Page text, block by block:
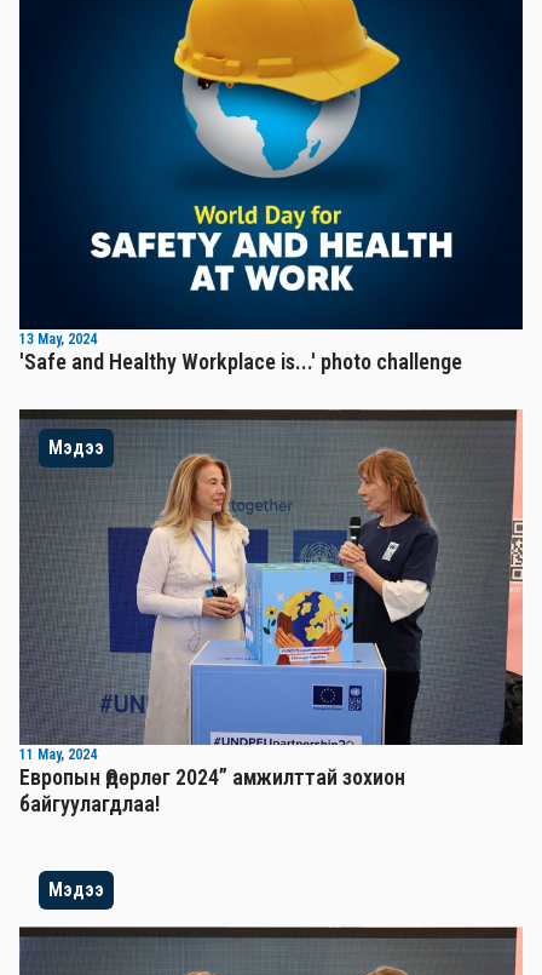
13 May, 2024
'Safe and Healthy Workplace is...' photo challenge
Мэдээ
11 May, 2024
Европын Өдөрлөг 2024” амжилттай зохион
байгуулагдлаа!
Мэдээ